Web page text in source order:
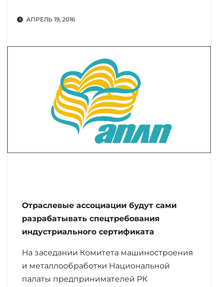
АПРЕЛЬ 19, 2016
Отраслевые ассоциации будут сами
разрабатывать спецтребования
индустриального сертификата
На заседании Комитета машиностроения
и металлообработки Национальной
палаты предпринимателей РК